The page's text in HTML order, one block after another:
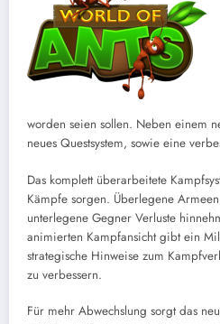
worden seien sollen. Neben einem
neues Questsystem, sowie eine
Das komplett überarbeitete
Kämpfe sorgen. Überlegene
unterlegene Gegner Verluste
animierten Kampfansicht gibt ein
strategische Hinweise zum
zu verbessern.
Für mehr Abwechslung sorgt das